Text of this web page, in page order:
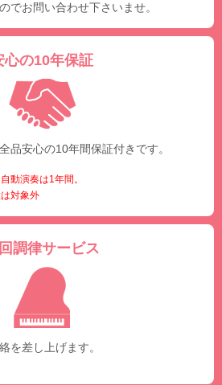
でお問い合わせ下さいませ。
心の10年保証
品安心の10年間保証付きです。
動演奏は1年間。
対象外
調律サービス
を差し上げます。